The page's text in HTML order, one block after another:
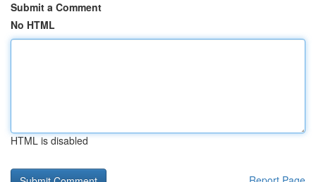
Submit a Comment
No HTML
HTML is disabled